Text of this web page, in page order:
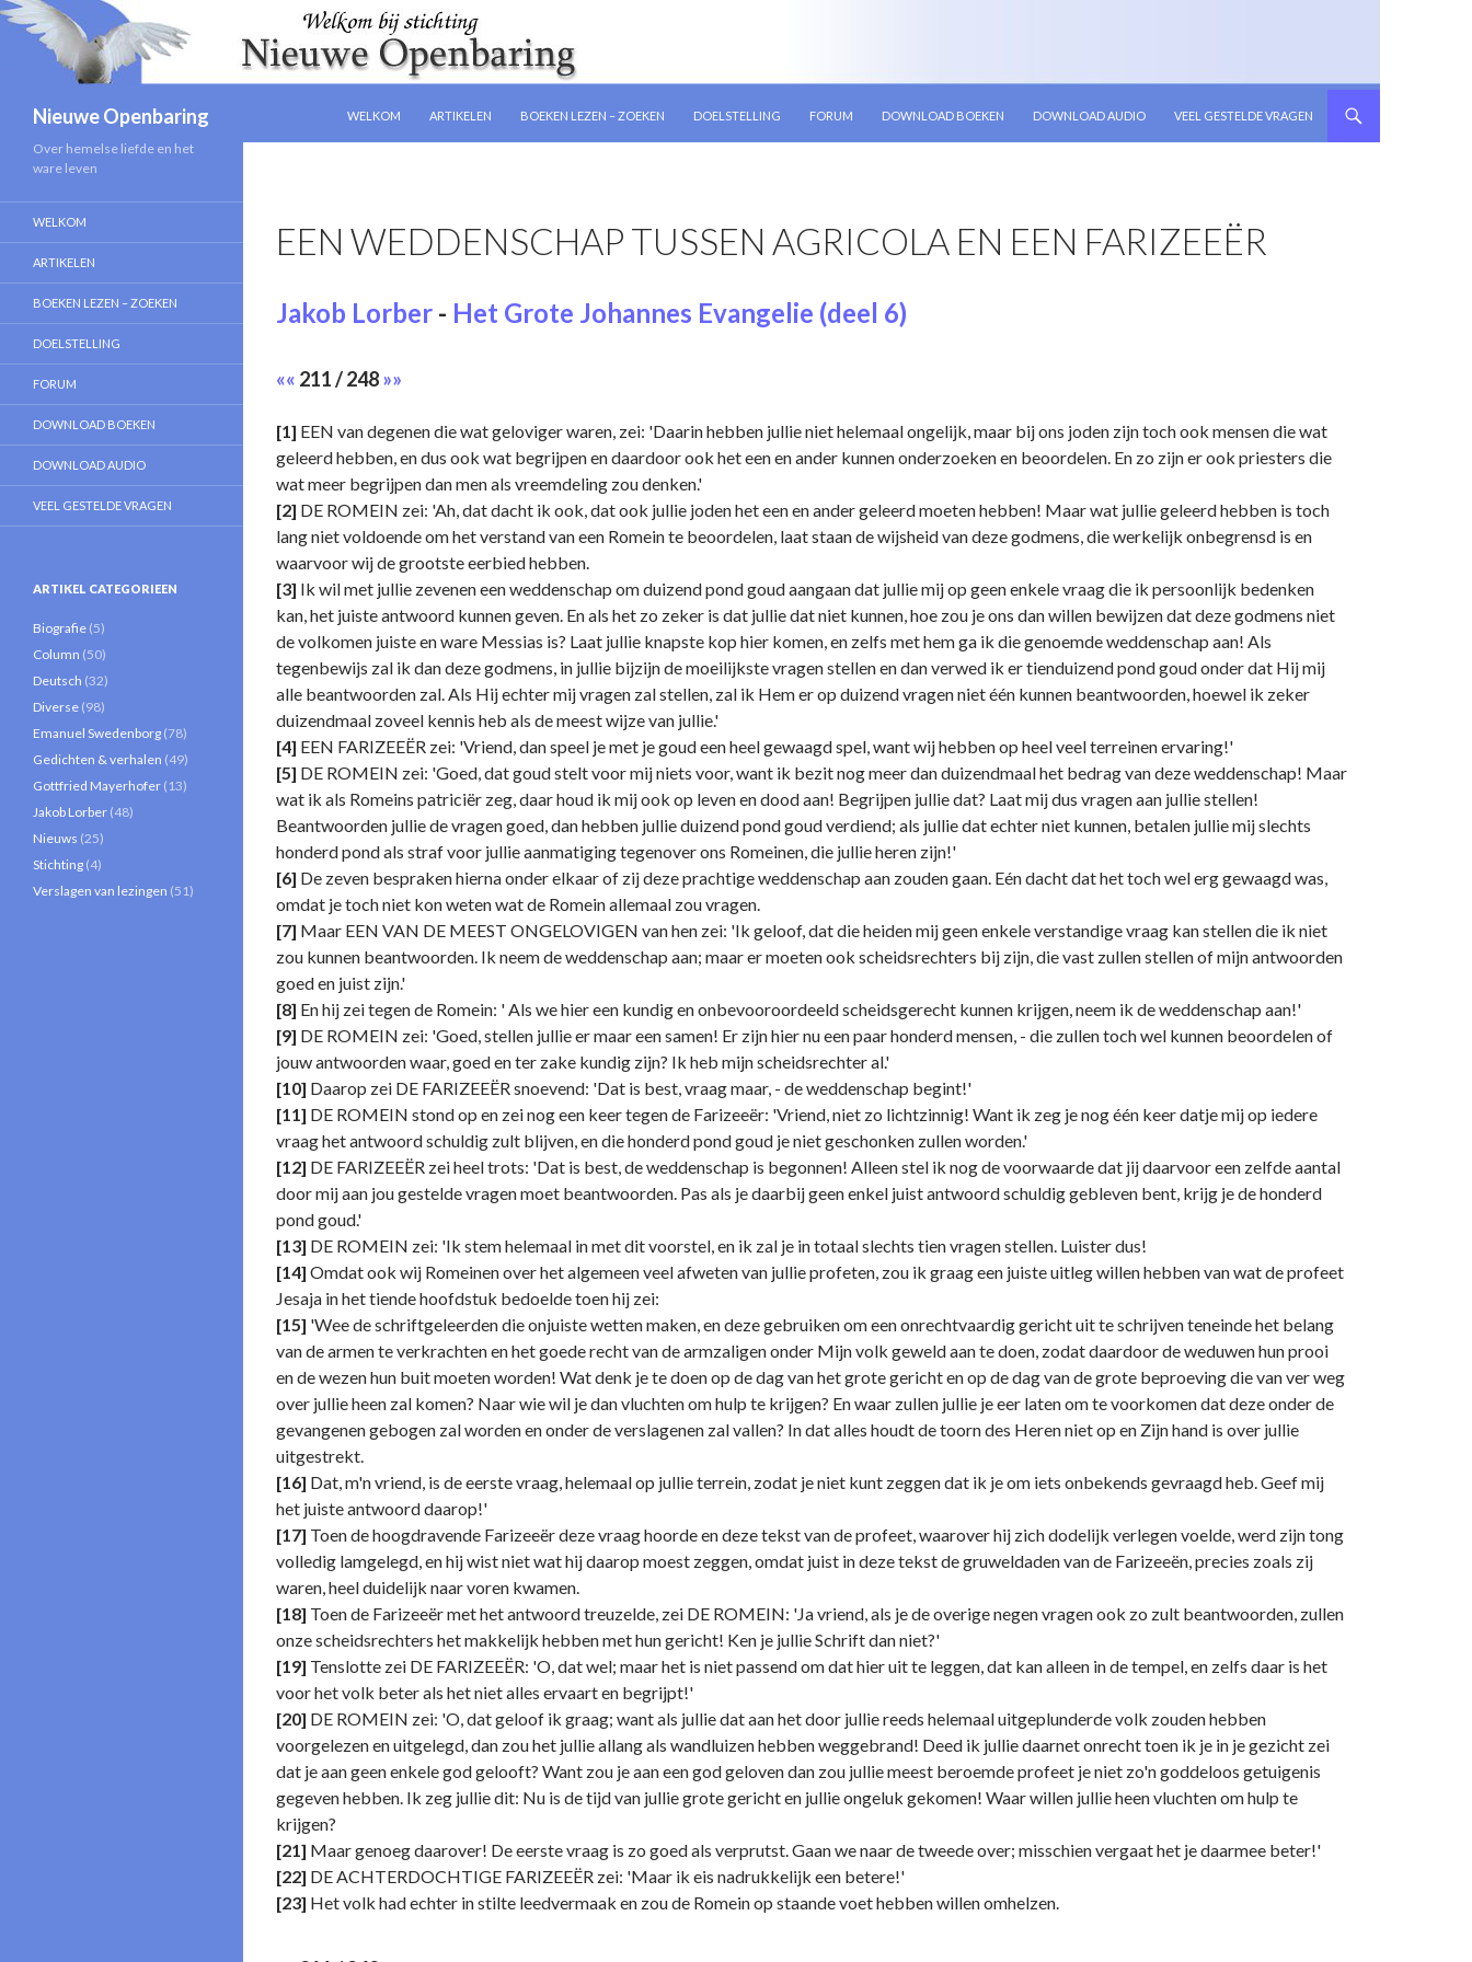
Nieuwe Openbaring
WELKOM
ARTIKELEN BOEKEN LEZEN – ZOEKEN DOELSTELLING FORUM DOWNLOAD BOEKEN DOWNLOAD AUDIO VEEL GESTELDE VRAGEN
EEN WEDDENSCHAP TUSSEN AGRICOLA EN EEN FARIZEEËR
Jakob Lorber - Het Grote Johannes Evangelie (deel 6)
«« 211 / 248»»
[1] EEN van degenen die wat geloviger waren, zei: 'Daarin hebben jullie niet helemaal ongelijk, maar bij ons joden zijn toch ook mensen die wat
geleerd hebben, en dus ook wat begrijpen en daardoor ook het een en ander kunnen onderzoeken en beoordelen. En zo zijn er ook priesters die
wat meer begrijpen dan men als vreemdeling zou denken.'
[2] DE ROMEIN zei: 'Ah, dat dacht ik ook, dat ook jullie joden het een en ander geleerd moeten hebben! Maar wat jullie geleerd hebben is toch
lang niet voldoende om het verstand van een Romein te beoordelen, laat staan de wijsheid van deze godmens, die werkelijk onbegrensd is en
waarvoor wij de grootste eerbied hebben.
[3] Ik wil met jullie zevenen een weddenschap om duizend pond goud aangaan dat jullie mij op geen enkele vraag die ik persoonlijk bedenken
kan, het juiste antwoord kunnen geven. En als het zo zeker is dat jullie dat niet kunnen, hoe zou je ons dan willen bewijzen dat deze godmens niet
de volkomen juiste en ware Messias is? Laat jullie knapste kop hier komen, en zelfs met hem ga ik die genoemde weddenschap aan! Als
tegenbewijs zal ik dan deze godmens, in jullie bijzijn de moeilijkste vragen stellen en dan verwed ik er tienduizend pond goud onder dat Hij mij
alle beantwoorden zal. Als Hij echter mij vragen zal stellen, zal ik Hem er op duizend vragen niet één kunnen beantwoorden, hoewel ik zeker
duizendmaal zoveel kennis heb als de meest wijze van jullie.'
[4] EEN FARIZEEËR zei: 'Vriend, dan speel je met je goud een heel gewaagd spel, want wij hebben op heel veel terreinen ervaring!'
[5] DE ROMEIN zei: 'Goed, dat goud stelt voor mij niets voor, want ik bezit nog meer dan duizendmaal het bedrag van deze weddenschap! Maar
wat ik als Romeins patriciër zeg, daar houd ik mij ook op leven en dood aan! Begrijpen jullie dat? Laat mij dus vragen aan jullie stellen!
Beantwoorden jullie de vragen goed, dan hebben jullie duizend pond goud verdiend; als jullie dat echter niet kunnen, betalen jullie mij slechts
honderd pond als straf voor jullie aanmatiging tegenover ons Romeinen, die jullie heren zijn!'
[6] De zeven bespraken hierna onder elkaar of zij deze prachtige weddenschap aan zouden gaan. Eén dacht dat het toch wel erg gewaagd was,
omdat je toch niet kon weten wat de Romein allemaal zou vragen.
[7] Maar EEN VAN DE MEEST ONGELOVIGEN van hen zei: 'Ik geloof, dat die heiden mij geen enkele verstandige vraag kan stellen die ik niet
zou kunnen beantwoorden. Ik neem de weddenschap aan; maar er moeten ook scheidsrechters bij zijn, die vast zullen stellen of mijn antwoorden
goed en juist zijn.'
[8] En hij zei tegen de Romein: ' Als we hier een kundig en onbevooroordeeld scheidsgerecht kunnen krijgen, neem ik de weddenschap aan!'
[9] DE ROMEIN zei: 'Goed, stellen jullie er maar een samen! Er zijn hier nu een paar honderd mensen, - die zullen toch wel kunnen beoordelen of
jouw antwoorden waar, goed en ter zake kundig zijn? Ik heb mijn scheidsrechter al.'
[10] Daarop zei DE FARIZEEËR snoevend: 'Dat is best, vraag maar, - de weddenschap begint!'
[11] DE ROMEIN stond op en zei nog een keer tegen de Farizeeër: 'Vriend, niet zo lichtzinnig! Want ik zeg je nog één keer datje mij op iedere
vraag het antwoord schuldig zult blijven, en die honderd pond goud je niet geschonken zullen worden.'
[12] DE FARIZEEËR zei heel trots: 'Dat is best, de weddenschap is begonnen! Alleen stel ik nog de voorwaarde dat jij daarvoor een zelfde aantal
door mij aan jou gestelde vragen moet beantwoorden. Pas als je daarbij geen enkel juist antwoord schuldig gebleven bent, krijg je de honderd
pond goud.'
[13] DE ROMEIN zei: 'Ik stem helemaal in met dit voorstel, en ik zal je in totaal slechts tien vragen stellen. Luister dus!
[14] Omdat ook wij Romeinen over het algemeen veel afweten van jullie profeten, zou ik graag een juiste uitleg willen hebben van wat de profeet
Jesaja in het tiende hoofdstuk bedoelde toen hij zei:
[15] 'Wee de schriftgeleerden die onjuiste wetten maken, en deze gebruiken om een onrechtvaardig gericht uit te schrijven teneinde het belang
van de armen te verkrachten en het goede recht van de armzaligen onder Mijn volk geweld aan te doen, zodat daardoor de weduwen hun prooi
en de wezen hun buit moeten worden! Wat denk je te doen op de dag van het grote gericht en op de dag van de grote beproeving die van ver weg
over jullie heen zal komen? Naar wie wil je dan vluchten om hulp te krijgen? En waar zullen jullie je eer laten om te voorkomen dat deze onder de
gevangenen gebogen zal worden en onder de verslagenen zal vallen? In dat alles houdt de toorn des Heren niet op en Zijn hand is over jullie
uitgestrekt.
[16] Dat, m'n vriend, is de eerste vraag, helemaal op jullie terrein, zodat je niet kunt zeggen dat ik je om iets onbekends gevraagd heb. Geef mij
het juiste antwoord daarop!'
[17] Toen de hoogdravende Farizeeër deze vraag hoorde en deze tekst van de profeet, waarover hij zich dodelijk verlegen voelde, werd zijn tong
volledig lamgelegd, en hij wist niet wat hij daarop moest zeggen, omdat juist in deze tekst de gruweldaden van de Farizeeën, precies zoals zij
waren, heel duidelijk naar voren kwamen.
[18] Toen de Farizeeër met het antwoord treuzelde, zei DE ROMEIN: 'Ja vriend, als je de overige negen vragen ook zo zult beantwoorden, zullen
onze scheidsrechters het makkelijk hebben met hun gericht! Ken je jullie Schrift dan niet?'
[19] Tenslotte zei DE FARIZEEËR: 'O, dat wel; maar het is niet passend om dat hier uit te leggen, dat kan alleen in de tempel, en zelfs daar is het
voor het volk beter als het niet alles ervaart en begrijpt!'
[20] DE ROMEIN zei: 'O, dat geloof ik graag; want als jullie dat aan het door jullie reeds helemaal uitgeplunderde volk zouden hebben
voorgelezen en uitgelegd, dan zou het jullie allang als wandluizen hebben weggebrand! Deed ik jullie daarnet onrecht toen ik je in je gezicht zei
dat je aan geen enkele god gelooft? Want zou je aan een god geloven dan zou jullie meest beroemde profeet je niet zo'n goddeloos getuigenis
gegeven hebben. Ik zeg jullie dit: Nu is de tijd van jullie grote gericht en jullie ongeluk gekomen! Waar willen jullie heen vluchten om hulp te
krijgen?
[21] Maar genoeg daarover! De eerste vraag is zo goed als verprutst. Gaan we naar de tweede over; misschien vergaat het je daarmee beter!'
[22] DE ACHTERDOCHTIGE FARIZEEËR zei: 'Maar ik eis nadrukkelijk een betere!'
[23] Het volk had echter in stilte leedvermaak en zou de Romein op staande voet hebben willen omhelzen.
Over hemelse liefde en het
ware leven
WELKOM
ARTIKELEN
BOEKEN LEZEN – ZOEKEN
DOELSTELLING
FORUM
DOWNLOAD BOEKEN
DOWNLOAD AUDIO
VEEL GESTELDE VRAGEN
ARTIKEL CATEGORIEEN
Biografie (5)
Column (50)
Deutsch (32)
Diverse (98)
Emanuel Swedenborg (78)
Gedichten & verhalen (49)
Gottfried Mayerhofer (13)
Jakob Lorber (48)
Nieuws (25)
Stichting (4)
Verslagen van lezingen (51)